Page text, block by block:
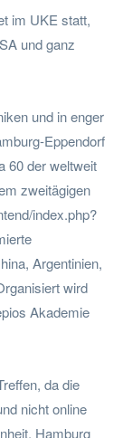
im UKE statt,
und ganz
und in enger
Eppendorf
60 der weltweit
zweitägigen
index.php?
Argentinien,
wird
Akademie
da die
nicht online
Hamburg